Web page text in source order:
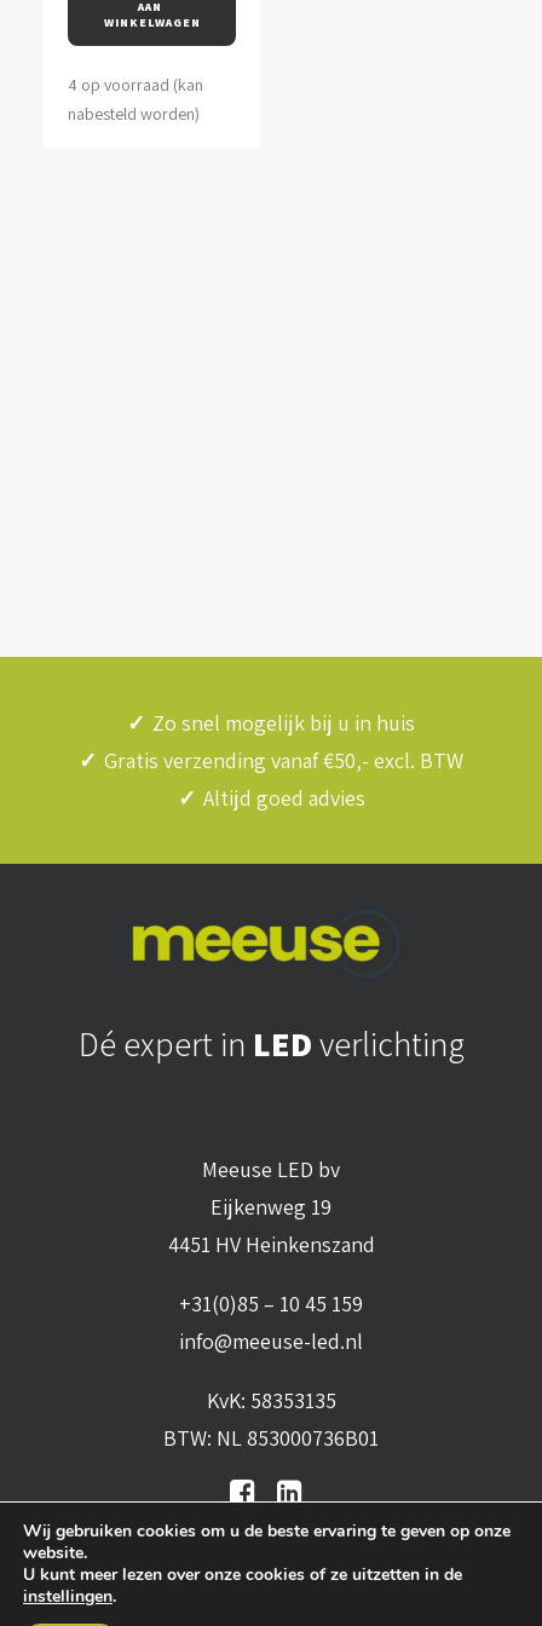
AAN
WINKELWAGEN
4 op voorraad (kan
nabesteld worden)
✓ Zo snel mogelijk bij u in huis
✓ Gratis verzending vanaf €50,- excl. BTW
✓ Altijd goed advies
Dé expert in LEDverlichting
Meeuse LED bv
Eijkenweg 19
4451 HV Heinkenszand
+31(0)85 – 10 45 159
info@meeuse-led.nl
KvK: 58353135
BTW: NL 853000736B01
Wij gebruiken cookies om u de beste ervaring te geven op onze
website.
U kunt meer lezen over onze cookies of ze uitzetten in de
instellingen.